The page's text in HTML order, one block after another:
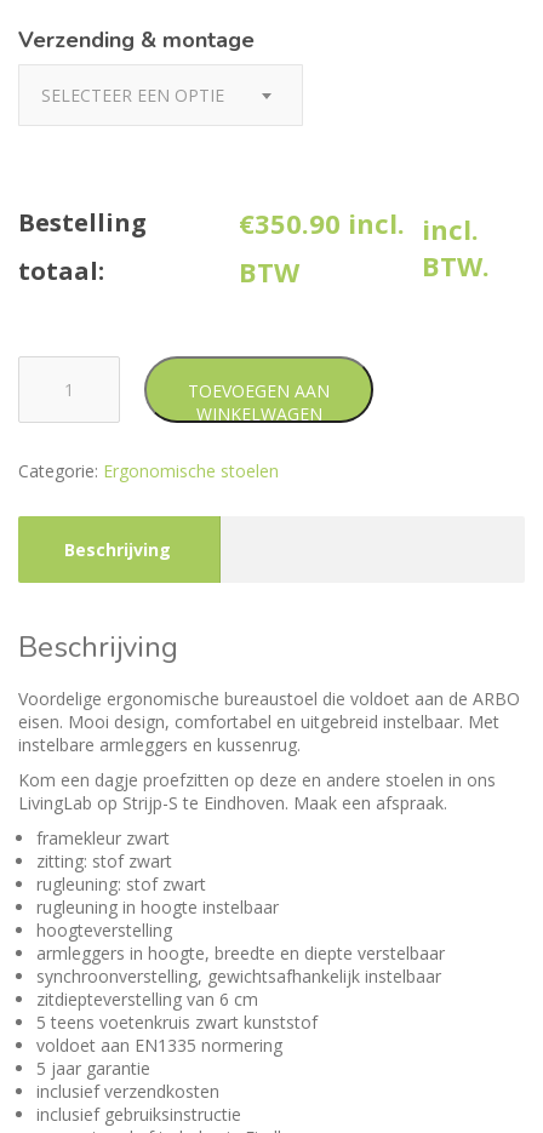
Verzending & montage
SELECTEER EEN OPTIE
Bestelling
totaal:
€350.90 incl.
BTW
incl.
BTW.
Bureaustoel
TOEVOEGEN AAN
WINKELWAGEN
Categorie: Ergonomische stoelen
Beschrijving
Beschrijving
Voordelige ergonomische bureaustoel die voldoet aan de ARBO
eisen. Mooi design, comfortabel en uitgebreid instelbaar. Met
instelbare armleggers en kussenrug.
Kom een dagje proefzitten op deze en andere stoelen in ons
LivingLab op Strijp-S te Eindhoven. Maak een afspraak.
framekleur zwart
zitting: stof zwart
rugleuning: stof zwart
rugleuning in hoogte instelbaar
hoogteverstelling
armleggers in hoogte, breedte en diepte verstelbaar
synchroonverstelling, gewichtsafhankelijk instelbaar
zitdiepteverstelling van 6 cm
5 teens voetenkruis zwart kunststof
voldoet aan EN1335 normering
5 jaar garantie
inclusief verzendkosten
inclusief gebruiksinstructie